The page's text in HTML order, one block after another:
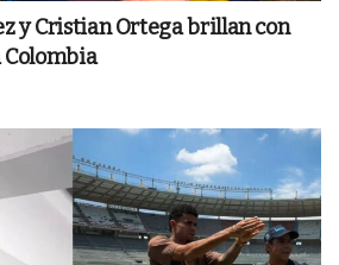
y Cristian Ortega brillan con